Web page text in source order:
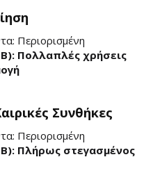
Περιορισμένη
Πολλαπλές χρήσεις
Συνθήκες
Περιορισμένη
Πλήρως στεγασμένος